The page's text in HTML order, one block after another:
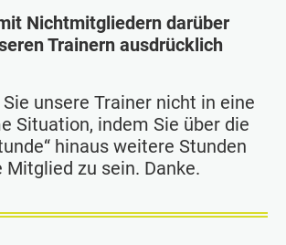
Nichtmitgliedern darüber
Trainern ausdrücklich
unsere Trainer nicht in eine
Situation, indem Sie über die
hinaus weitere Stunden
Mitglied zu sein. Danke.